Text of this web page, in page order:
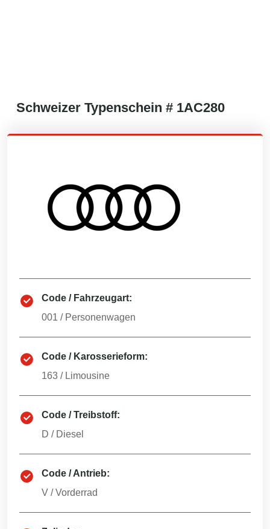
Schweizer Typenschein # 1AC280
Code / Fahrzeugart:
001 / Personenwagen
Code / Karosserieform:
163 / Limousine
Code / Treibstoff:
D / Diesel
Code / Antrieb:
V /Vorderrad